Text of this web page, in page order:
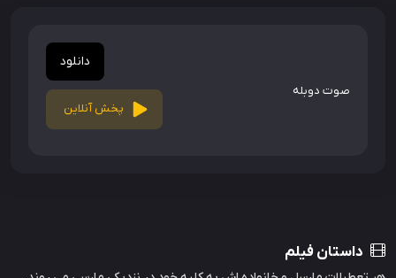
صوت دوبله
دانلود
پخش آنلاین
داستان فیلم